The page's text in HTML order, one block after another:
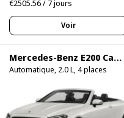
€2505.56 / 7 jours
Voir
Mercedes-Benz E200 Cabrio
Automatique, 2.0 L, 4 places